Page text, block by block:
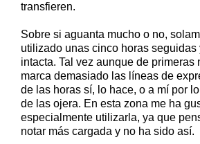
transfieren.
Sobre si aguanta mucho o no,
utilizado unas cinco horas seguidas
intacta. Tal vez aunque de primeras
marca demasiado las líneas de
de las horas sí, lo hace, o a mí por
de las ojera. En esta zona me ha
especialmente utilizarla, ya que
notar más cargada y no ha sido así.